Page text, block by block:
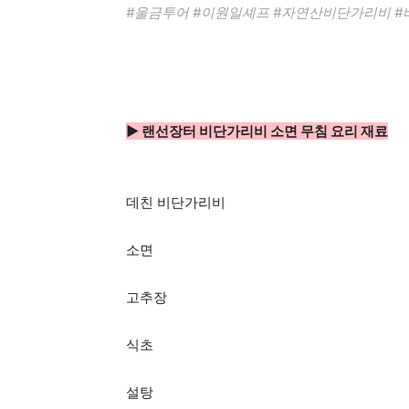
#울금투어 #이원일셰프 #자연산비단가리비
▶ 랜선장터 비단가리비 소면 무침 요리 재료
데친 비단가리비
소면
고추장
식초
설탕